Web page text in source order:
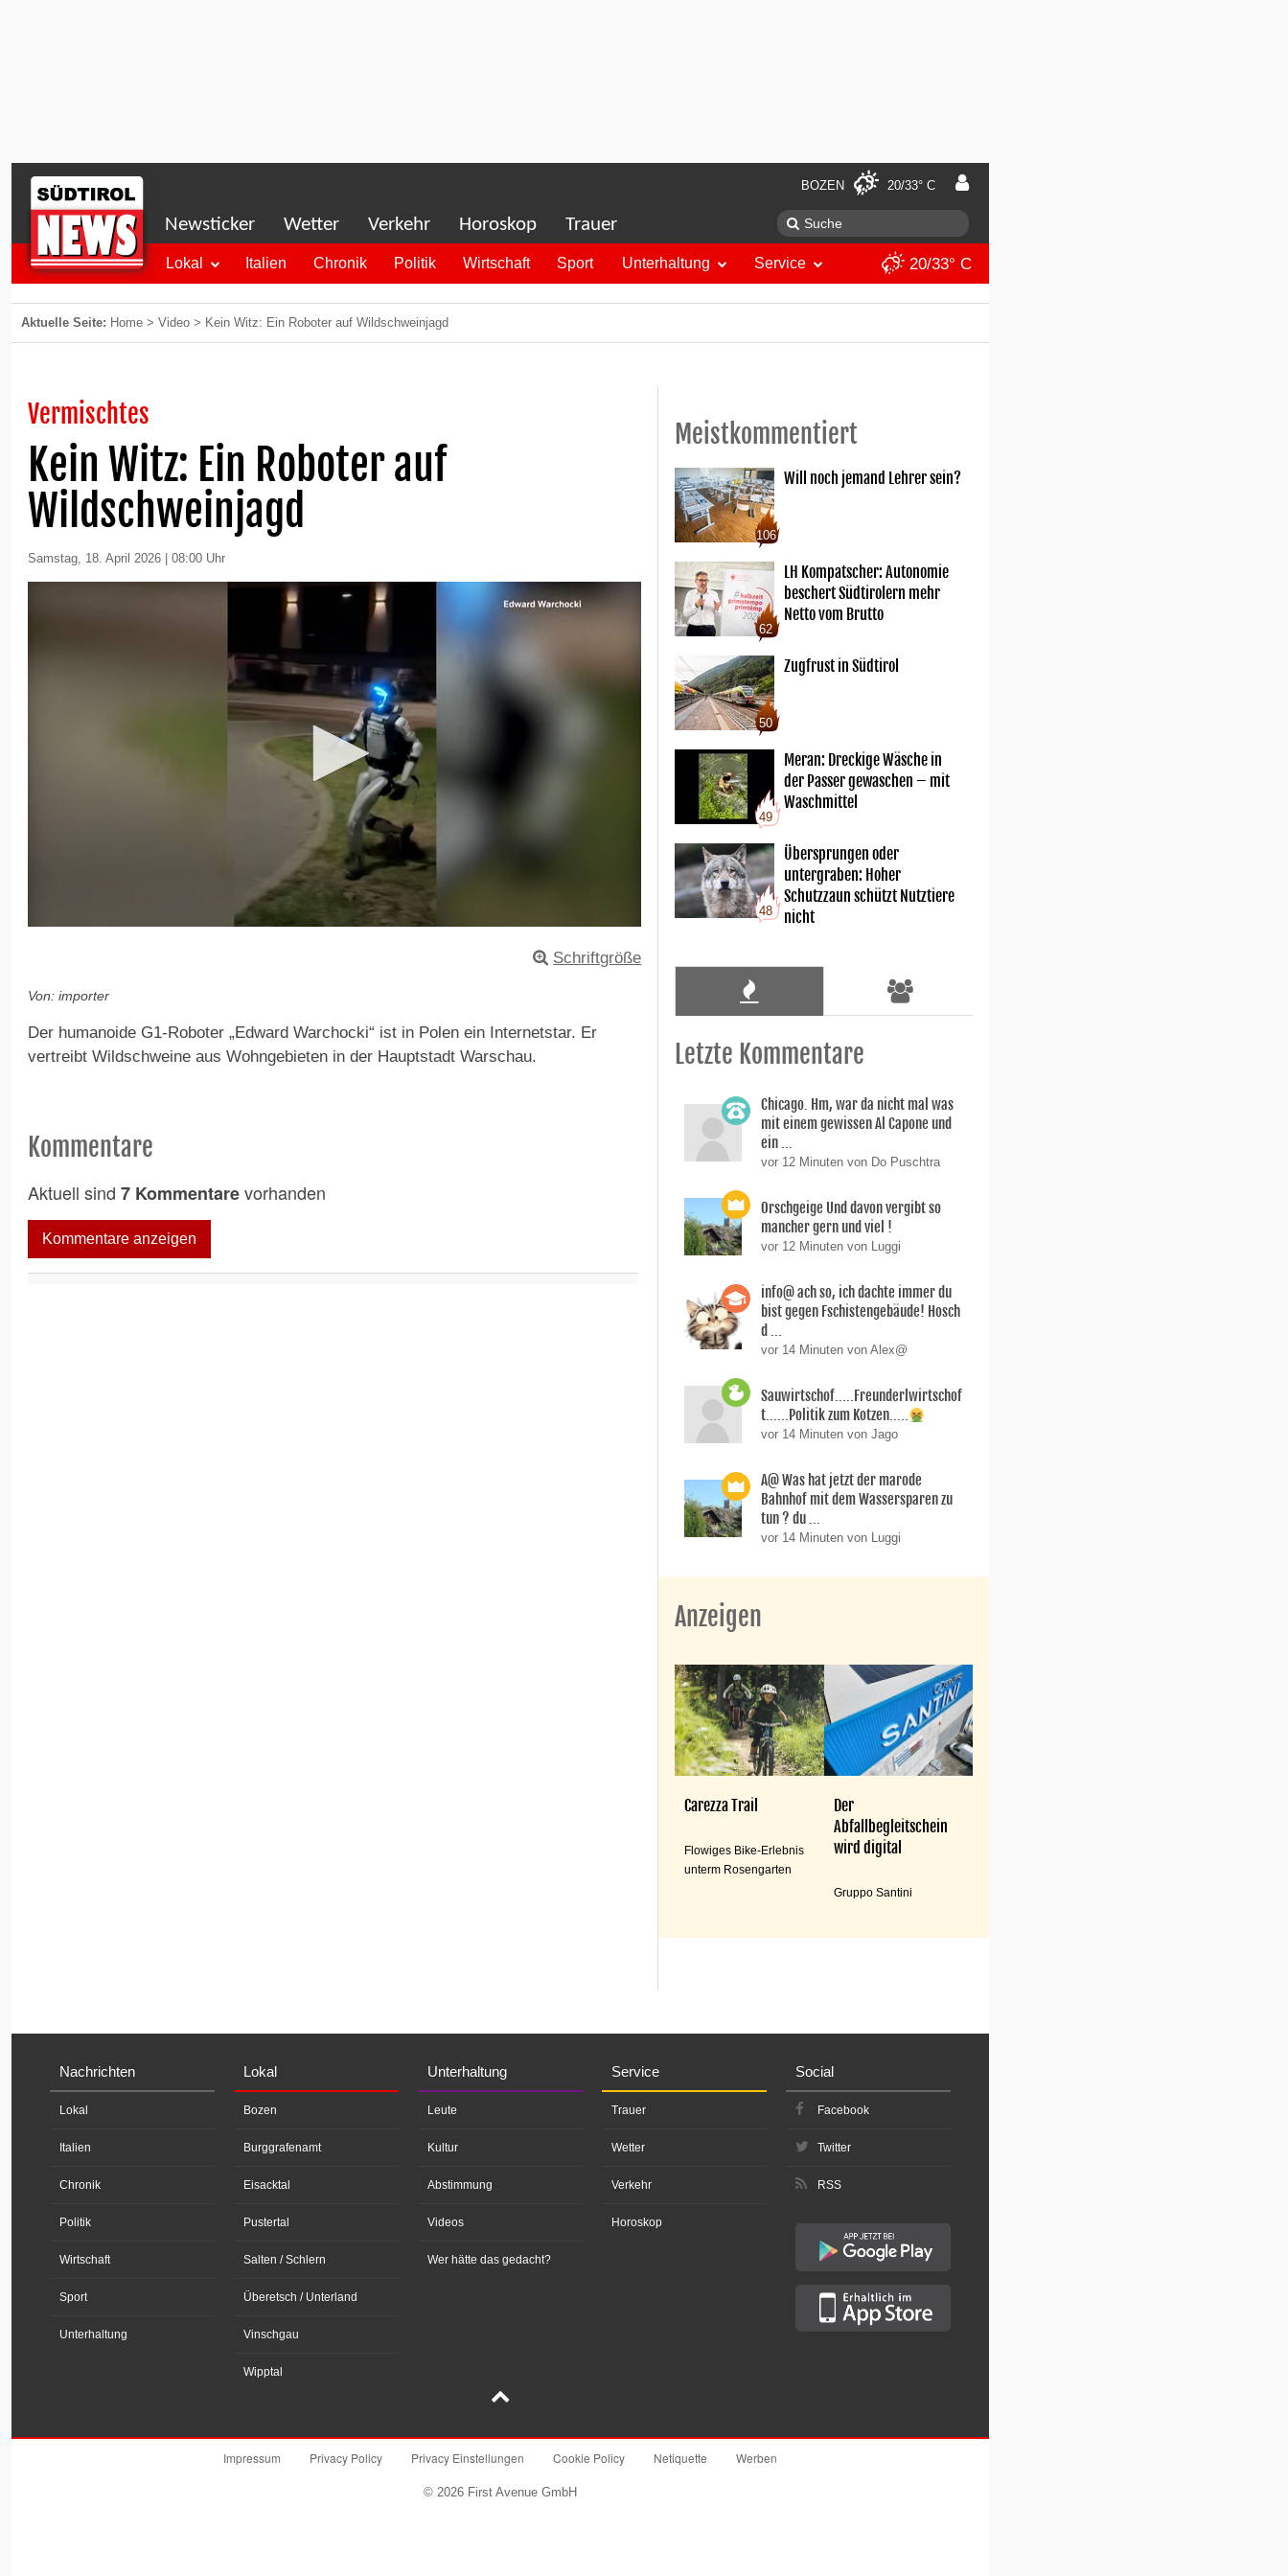
BOZEN 20/33° C
Newsticker Wetter Verkehr Horoskop Trauer
Lokal Italien Chronik Politik Wirtschaft Sport Unterhaltung Service 20/33° C
Aktuelle Seite: Home > Video > Kein Witz: Ein Roboter auf Wildschweinjagd
Vermischtes
Kein Witz: Ein Roboter auf
Wildschweinjagd
Samstag, 18. April 2026 | 08:00 Uhr
o
d
s
o
e
c
d
V
l
u
Schriftgröße
Von: importer
Der humanoide G1-Roboter „Edward Warchocki“ ist in Polen ein Internetstar. Er
vertreibt Wildschweine aus Wohngebieten in der Hauptstadt Warschau.
Kommentare
Aktuell sind 7 Kommentarevorhanden
Kommentare anzeigen
Meistkommentiert
106
Will noch jemand Lehrer sein?
62
LH Kompatscher: Autonomie
beschert Südtirolern mehr
Netto vom Brutto
50
Zugfrust in Südtirol
49
Meran: Dreckige Wäsche in
der Passer gewaschen – mit
Waschmittel
48
Übersprungen oder
untergraben: Hoher
Schutzzaun schützt Nutztiere
nicht
Letzte Kommentare
Chicago. Hm, war da nicht mal was
mit einem gewissen Al Capone und
ein ...
vor 12 Minuten von Do Puschtra
Orschgeige Und davon vergibt so
mancher gern und viel !
vor 12 Minuten von Luggi
info@ ach so, ich dachte immer du
bist gegen Fschistengebäude! Hosch
d ...
vor 14 Minuten von Alex@
Sauwirtschof.....Freunderlwirtschof
t......Politik zum Kotzen.....
vor 14 Minuten von Jago
A@ Was hat jetzt der marode
Bahnhof mit dem Wassersparen zu
tun ? du ...
vor 14 Minuten von Luggi
Anzeigen
Carezza Trail
Flowiges Bike-Erlebnis
unterm Rosengarten
Der
Abfallbegleitschein
wird digital
Gruppo Santini
Nachrichten
Lokal
Italien
Chronik
Politik
Wirtschaft
Sport
Unterhaltung
Lokal
Bozen
Burggrafenamt
Eisacktal
Pustertal
Salten / Schlern
Überetsch / Unterland
Vinschgau
Wipptal
Unterhaltung
Leute
Kultur
Abstimmung
Videos
Wer hätte das gedacht?
Service
Trauer
Wetter
Verkehr
Horoskop
Social
Facebook
Twitter
RSS
Impressum Privacy Policy Privacy Einstellungen Cookie Policy Netiquette Werben
© 2026 First Avenue GmbH